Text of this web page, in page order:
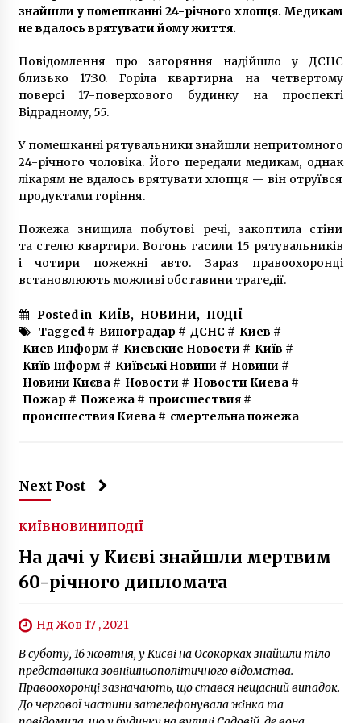
«Страна.ua»
7 років ago
знайшли у помешканні 24-річного хлопця. Медикам
не вдалось врятувати йому життя.
Повідомлення про загоряння надійшло у ДСНС
близько 17:30. Горіла квартирна на четвертому
поверсі 17-поверхового будинку на проспекті
Відрадному, 55.
У помешканні рятувальники знайшли непритомного
24-річного чоловіка. Його передали медикам, однак
лікарям не вдалось врятувати хлопця — він отруївся
продуктами горіння.
Пожежа знищила побутові речі, закоптила стіни
та стелю квартири. Вогонь гасили 15 рятувальників
і чотири пожежні авто. Зараз правоохоронці
встановлюють можливі обставини трагедії.
Posted in КИЇВ, НОВИНИ, ПОДІЇ
Tagged # Виноградар# ДСНС# Киев #
Киев Информ # Киевские Новости # Київ #
Київ Інформ # Київські Новини # Новини #
Новини Києва# Новости # Новости Киева#
Пожар# Пожежа# происшествия#
происшествия Киева# смертельна пожежа
Next Post
КИЇВНОВИНИПОДІЇ
На дачі у Києві знайшли мертвим
60-річного дипломата
Нд Жов 17 , 2021
В суботу, 16 жовтня, у Києві на Осокорках знайшли тіло
представника зовнішньополітичного відомства.
Правоохоронці зазначають, що стався нещасний випадок.
До чергової частини зателефонувала жінка та